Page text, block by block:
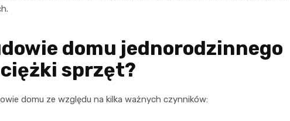
domu jednorodzinnego
sprzęt?
domu ze względu na kilka ważnych czynników: